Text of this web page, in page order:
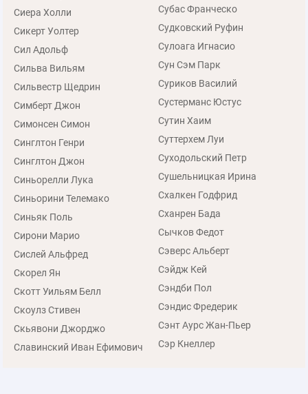
Сиера Холли
Сикерт Уолтер
Сил Адольф
Сильва Вильям
Сильвестр Щедрин
Симберт Джон
Симонсен Симон
Синглтон Генри
Синглтон Джон
Синьорелли Лука
Синьорини Телемако
Синьяк Поль
Сирони Марио
Сислей Альфред
Скорел Ян
Скотт Уильям Белл
Скоулз Стивен
Скьявони Джорджо
Славинский Иван Ефимович
Субас Франческо
Судковский Руфин
Сулоага Игнасио
Сун Сэм Парк
Суриков Василий
Сустерманс Юстус
Сутин Хаим
Суттерхем Луи
Суходольский Петр
Сушельницкая Ирина
Схалкен Годфрид
Сханрен Бада
Сычков Федот
Сэверс Альберт
Сэйдж Кей
Сэндби Пол
Сэндис Фредерик
Сэнт Аурс Жан-Пьер
Сэр Кнеллер